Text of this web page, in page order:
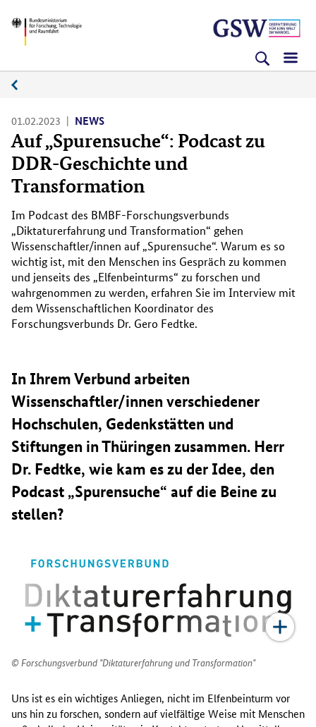
zum
(Eingabetaste)
zum
(Eingabetaste)
zur
(Eingabetaste)
BMFTR
01.02.2023 NEWS
Auf „Spurensuche“: Podcast zu
DDR-Geschichte und
Transformation
Im Podcast des BMBF-Forschungsverbunds
„Diktaturerfahrung und Transformation“ gehen
Wissenschaftler/innen auf „Spurensuche“. Warum es so
wichtig ist, mit den Menschen ins Gespräch zu kommen
und jenseits des „Elfenbeinturms“ zu forschen und
wahrgenommen zu werden, erfahren Sie im Interview mit
dem Wissenschaftlichen Koordinator des
Forschungsverbunds Dr. Gero Fedtke.
In Ihrem Verbund arbeiten
Wissenschaftler/innen verschiedener
Hochschulen, Gedenkstätten und
Stiftungen in Thüringen zusammen. Herr
Dr. Fedtke, wie kam es zu der Idee, den
Podcast „Spurensuche“ auf die Beine zu
stellen?
Forschungsverbund "Diktaturerfahrung und Transformation"
Uns ist es ein wichtiges Anliegen, nicht im Elfenbeinturm vor
uns hin zu forschen, sondern auf vielfältige Weise mit Menschen